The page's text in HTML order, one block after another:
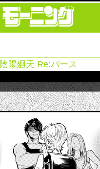
陰陽廻天 Re:バース